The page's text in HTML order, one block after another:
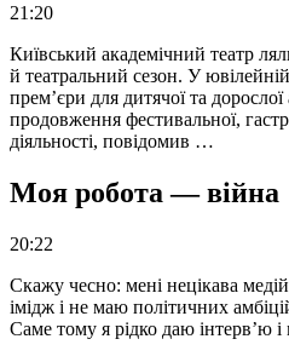
21:20
Київський академічний театр
й театральний сезон. У
прем’єри для дитячої та дорослої
продовження фестивальної,
діяльності, повідомив …
Моя робота — війна
20:22
Скажу чесно: мені нецікава
імідж і не маю політичних
Саме тому я рідко даю інтерв’ю